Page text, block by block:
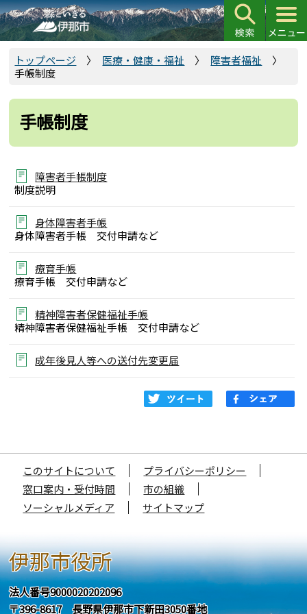
こ
の
ペ
で
トップページ 医療・健康・福祉
障害者福祉
手帳制度
手帳制度
障害者手帳制度
制度説明
身体障害者手帳
身体障害者手帳 交付申請など
療育手帳
療育手帳 交付申請など
精神障害者保健福祉手帳
精神障害者保健福祉手帳 交付申請など
成年後見人等への送付先変更届
このサイトについて
プライバシーポリシー
窓口案内・受付時間
市の組織
ソーシャルメディア
サイトマップ
伊那市役所
法人番号9000020202096
〒396-8617 長野県伊那市下新田3050番地